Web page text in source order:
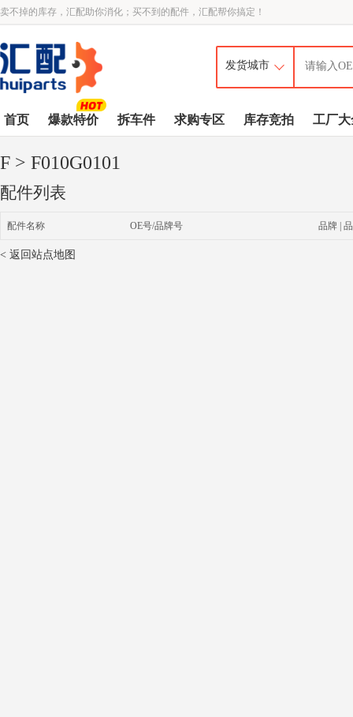
卖不掉的库存，汇配助你消化；买不到的配件，汇配帮你搞定！
首页 爆款特价 拆车件 求购专区 库存竞拍 工厂大
F > F010G0101
配件列表
配件名称 OE号/品牌号 品牌 |
< 返回站点地图